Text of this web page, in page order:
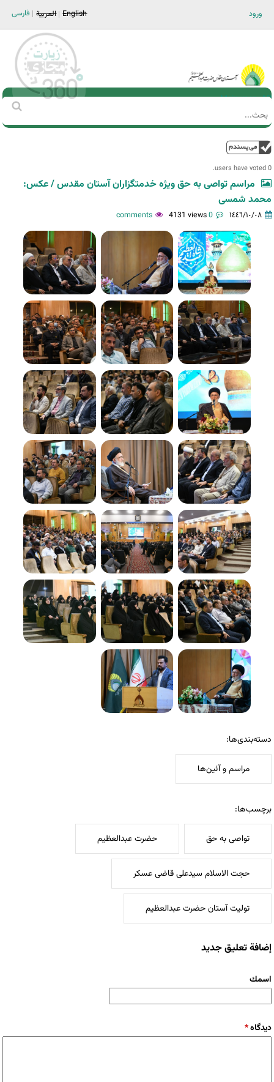
ورود فارسی العربية English
Main men-AR
استمارة
‏
0 users have voted.
مراسم تواصی به حق ویژه خدمتگزاران آستان مقدس / عکس:
محمد شمسی
١٤٤٦/١٠/٠٨ 0 comments
4131 views
دسته‌بندی‌ها:
مراسم و آئین‌ها
برچسب‌ها:
تواصی به حق حضرت عبدالعظیم
حجت الاسلام سیدعلی قاضی عسکر
تولیت آستان حضرت عبدالعظیم
إضافة تعليق جديد
‏اسمك ‏
‏دیدگاه ‏*